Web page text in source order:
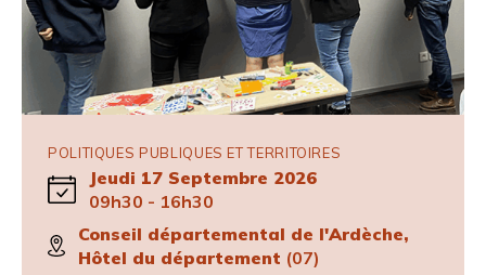
POLITIQUES PUBLIQUES ET TERRITOIRES
Jeudi 17 Septembre 2026
09h30 - 16h30
Conseil départemental de l'Ardèche,
Hôtel du département (07)